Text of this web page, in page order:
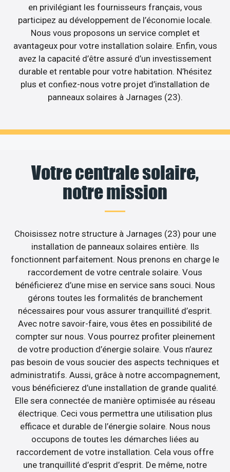
en privilégiant les fournisseurs français, vous
participez au développement de l’économie locale.
Nous vous proposons un service complet et
avantageux pour votre installation solaire. Enfin, vous
avez la capacité d’être assuré d’un investissement
durable et rentable pour votre habitation. N’hésitez
plus et confiez-nous votre projet d’installation de
panneaux solaires à Jarnages (23).
Votre centrale solaire,
notre mission
Choisissez notre structure à Jarnages (23) pour une
installation de panneaux solaires entière. Ils
fonctionnent parfaitement. Nous prenons en charge le
raccordement de votre centrale solaire. Vous
bénéficierez d’une mise en service sans souci. Nous
gérons toutes les formalités de branchement
nécessaires pour vous assurer tranquillité d’esprit.
Avec notre savoir-faire, vous êtes en possibilité de
compter sur nous. Vous pourrez profiter pleinement
de votre production d’énergie solaire. Vous n’aurez
pas besoin de vous soucier des aspects techniques et
administratifs. Aussi, grâce à notre accompagnement,
vous bénéficierez d’une installation de grande qualité.
Elle sera connectée de manière optimisée au réseau
électrique. Ceci vous permettra une utilisation plus
efficace et durable de l’énergie solaire. Nous nous
occupons de toutes les démarches liées au
raccordement de votre installation. Cela vous offre
une tranquillité d’esprit d’esprit. De même, notre